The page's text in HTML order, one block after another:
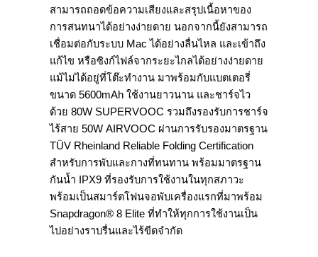
สามารถถอดข้อความเสียงและสรุปเนื้อหาของ
การสนทนาได้อย่างง่ายดาย นอกจากนี้ยังสามารถ
เชื่อมต่อกับระบบ Mac ได้อย่างลื่นไหล และเข้าถึง
แก้ไข หรือซิงก์ไฟล์จากระยะไกลได้อย่างง่ายดาย
แม้ไม่ได้อยู่ที่โต๊ะทำงาน มาพร้อมกับแบตเตอรี่
ขนาด 5600mAh ใช้งานยาวนาน และชาร์จไว
ด้วย 80W SUPERVOOC รวมถึงรองรับการชาร์จ
ไร้สาย 50W AIRVOOC ผ่านการรับรองมาตรฐาน
TÜV Rheinland Reliable Folding Certification
สำหรับการพับและกางที่ทนทาน พร้อมมาตรฐาน
กันน้ำ IPX9 ที่รองรับการใช้งานในทุกสภาวะ
พร้อมเป็นสมาร์ตโฟนจอพับเครื่องแรกที่มาพร้อม
Snapdragon® 8 Elite ที่ทำให้ทุกการใช้งานเป็น
ไปอย่างราบรื่นและไร้ขีดจำกัด